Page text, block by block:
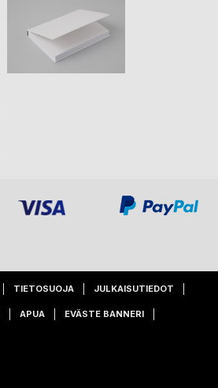
TIETOSUOJA JULKAISUTIEDOT
APUA EVÄSTE BANNERI